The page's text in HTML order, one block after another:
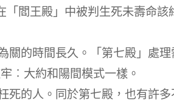
閻王殿」中被判生死未壽命該
關的時間長久。「第七殿」處
︰大約和陽間模式一樣。
死的人。同於第七殿，也有許